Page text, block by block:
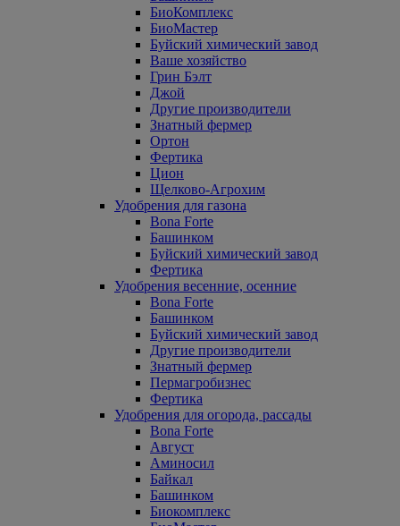
БиоКомплекс
БиоМастер
Буйский химический завод
Ваше хозяйство
Грин Бэлт
Джой
Другие производители
Знатный фермер
Ортон
Фертика
Цион
Щелково-Агрохим
Удобрения для газона
Bona Forte
Башинком
Буйский химический завод
Фертика
Удобрения весенние, осенние
Bona Forte
Башинком
Буйский химический завод
Другие производители
Знатный фермер
Пермагробизнес
Фертика
Удобрения для огорода, рассады
Bona Forte
Август
Аминосил
Байкал
Башинком
Биокомплекс